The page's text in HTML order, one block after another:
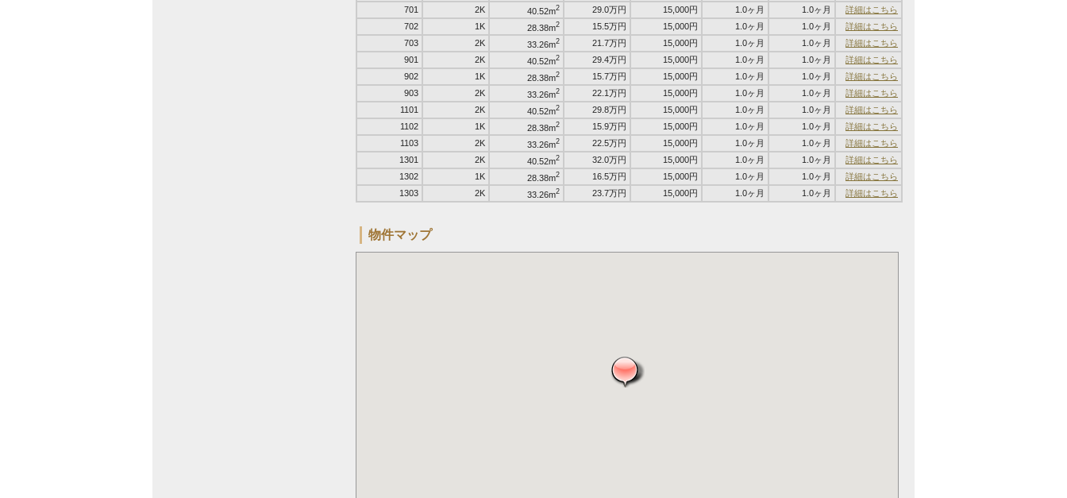
701
2K 40.52m2 29.0万円 15,000円 1.0ヶ月 1.0ヶ月
詳細はこちら
702
1K 28.38m2 15.5万円 15,000円 1.0ヶ月 1.0ヶ月
詳細はこちら
703
2K 33.26m2 21.7万円 15,000円 1.0ヶ月 1.0ヶ月
詳細はこちら
901
2K 40.52m2 29.4万円 15,000円 1.0ヶ月 1.0ヶ月
詳細はこちら
902
1K 28.38m2 15.7万円 15,000円 1.0ヶ月 1.0ヶ月
詳細はこちら
903
2K 33.26m2 22.1万円 15,000円 1.0ヶ月 1.0ヶ月
詳細はこちら
1101
2K 40.52m2 29.8万円 15,000円 1.0ヶ月 1.0ヶ月
詳細はこちら
1102
1K 28.38m2 15.9万円 15,000円 1.0ヶ月 1.0ヶ月
詳細はこちら
1103
2K 33.26m2 22.5万円 15,000円 1.0ヶ月 1.0ヶ月
詳細はこちら
1301
2K 40.52m2 32.0万円 15,000円 1.0ヶ月 1.0ヶ月
詳細はこちら
1302
1K 28.38m2 16.5万円 15,000円 1.0ヶ月 1.0ヶ月
詳細はこちら
1303
2K 33.26m2 23.7万円 15,000円 1.0ヶ月 1.0ヶ月 詳細はこちら
物件マップ